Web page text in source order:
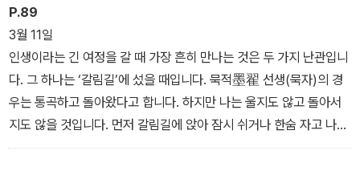
밖에. 하지만 죽을 때 죽더라도 호랑이를 한 번쯤 물어도 무방할 것입
니다.
-『두 곳으로부터의 편지』 (1925년 3월 11일)
P.89
3월 11일
인생이라는 긴 여정을 갈 때 가장 흔히 만나는 것은 두 가지 난관입니
다. 그 하나는 ‘갈림길’에 섰을 때입니다. 묵적墨翟 선생(묵자)의 경
우는 통곡하고 돌아왔다고 합니다. 하지만 나는 울지도 않고 돌아서
지도 않을 것입니다. 먼저 갈림길에 앉아 잠시 쉬거나 한숨 자고 나서
갈만하다고 보이는 길을 선택해 다시 걸어갑니다. 만일 호인을 만나